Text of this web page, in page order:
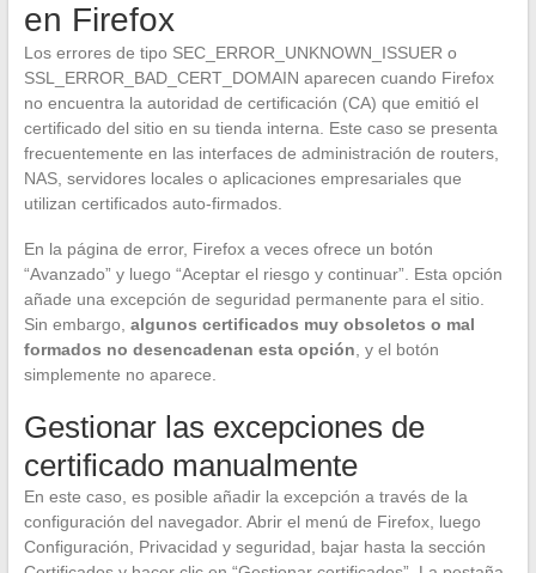
en Firefox
Los errores de tipo SEC_ERROR_UNKNOWN_ISSUER o
SSL_ERROR_BAD_CERT_DOMAIN aparecen cuando Firefox
no encuentra la autoridad de certificación (CA) que emitió el
certificado del sitio en su tienda interna. Este caso se presenta
frecuentemente en las interfaces de administración de routers,
NAS, servidores locales o aplicaciones empresariales que
utilizan certificados auto-firmados.
En la página de error, Firefox a veces ofrece un botón
“Avanzado” y luego “Aceptar el riesgo y continuar”. Esta opción
añade una excepción de seguridad permanente para el sitio.
Sin embargo, algunos certificados muy obsoletos o mal
formados no desencadenan esta opción, y el botón
simplemente no aparece.
Gestionar las excepciones de
certificado manualmente
En este caso, es posible añadir la excepción a través de la
configuración del navegador. Abrir el menú de Firefox, luego
Configuración, Privacidad y seguridad, bajar hasta la sección